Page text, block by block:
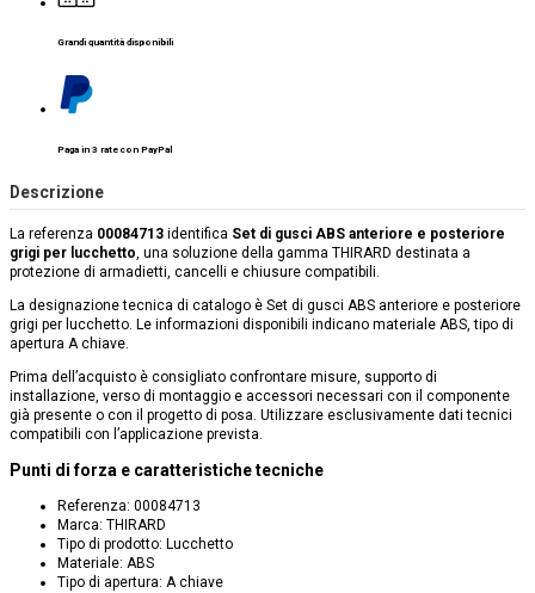
Grandi quantità disponibili
Paga in 3 rate con PayPal
Descrizione
La referenza 00084713 identifica Set di gusci ABS anteriore e posteriore
grigi per lucchetto, una soluzione della gamma THIRARD destinata a
protezione di armadietti, cancelli e chiusure compatibili.
La designazione tecnica di catalogo è Set di gusci ABS anteriore e posteriore
grigi per lucchetto. Le informazioni disponibili indicano materiale ABS, tipo di
apertura A chiave.
Prima dell’acquisto è consigliato confrontare misure, supporto di
installazione, verso di montaggio e accessori necessari con il componente
già presente o con il progetto di posa. Utilizzare esclusivamente dati tecnici
compatibili con l’applicazione prevista.
Punti di forza e caratteristiche tecniche
Referenza: 00084713
Marca: THIRARD
Tipo di prodotto: Lucchetto
Materiale: ABS
Tipo di apertura: A chiave